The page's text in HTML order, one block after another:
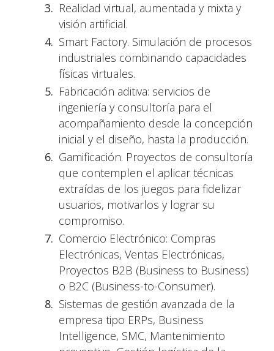
Realidad virtual, aumentada y mixta y
visión artificial.
Smart Factory. Simulación de procesos
industriales combinando capacidades
físicas virtuales.
Fabricación aditiva: servicios de
ingeniería y consultoría para el
acompañamiento desde la concepción
inicial y el diseño, hasta la producción.
Gamificación. Proyectos de consultoría
que contemplen el aplicar técnicas
extraídas de los juegos para fidelizar
usuarios, motivarlos y lograr su
compromiso.
Comercio Electrónico: Compras
Electrónicas, Ventas Electrónicas,
Proyectos B2B (Business to Business)
o B2C (Business-to-Consumer).
Sistemas de gestión avanzada de la
empresa tipo ERPs, Business
Intelligence, SMC, Mantenimiento